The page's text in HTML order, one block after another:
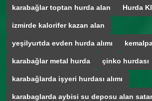
karabağlar toptan hurda alan Hurda
izmirde kalorifer kazan alan
yeşilyurtda evden hurda alımı
karabağlar metal hurda çinko hurdası
karabağlarda işyeri hurdası alımı
karabaglarda aybisi su deposu alan